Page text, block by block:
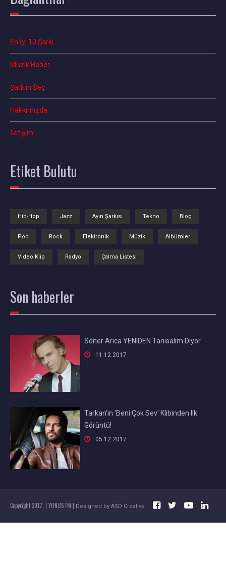
En İyi 10 Şarkı
Müzik Haber
Şarkını Seç
Hakkımızda
İletişim
Etiket Bulutu
Hip-Hop Jazz Ayın Şarkısı Tekno Blog
Pop Rock Elektronik Müzik Albümler
Video Klip Radyo Çalma Listesi
Son haberler
Soner Arica YENIDEN Tanisalim Diyor
 11.12.2017
Tarkan'in 'Beni Çok Sev' Klibinden Ilk
Görüntü!
 05.12.2017
Copyright 2017. | YUNUS FM | Designed by ASD Creative    